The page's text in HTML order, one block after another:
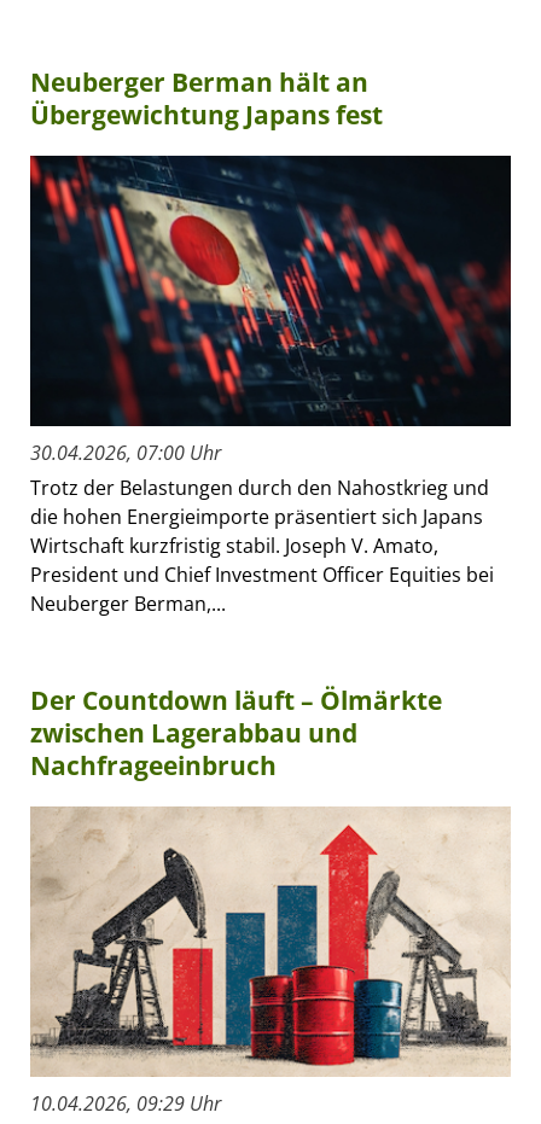
Neuberger Berman hält an
Übergewichtung Japans fest
30.04.2026, 07:00 Uhr
Trotz der Belastungen durch den Nahostkrieg und
die hohen Energieimporte präsentiert sich Japans
Wirtschaft kurzfristig stabil. Joseph V. Amato,
President und Chief Investment Officer Equities bei
Neuberger Berman,...
Der Countdown läuft – Ölmärkte
zwischen Lagerabbau und
Nachfrageeinbruch
10.04.2026, 09:29 Uhr